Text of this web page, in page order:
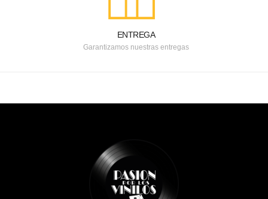
ENTREGA
Garantizamos nuestras entregas